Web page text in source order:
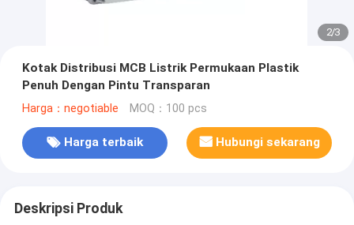
2/3
Kotak Distribusi MCB Listrik Permukaan Plastik
Penuh Dengan Pintu Transparan
Harga：negotiable MOQ：100 pcs
Harga terbaik Hubungi sekarang
Deskripsi Produk